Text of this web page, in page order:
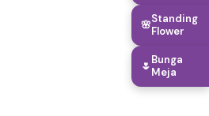
🌸Standing
Flower
🌷Bunga
Meja